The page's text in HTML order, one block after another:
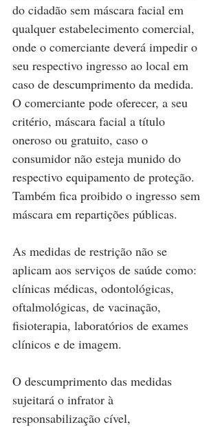
do cidadão sem máscara facial em
qualquer estabelecimento comercial,
onde o comerciante deverá impedir o
seu respectivo ingresso ao local em
caso de descumprimento da medida.
O comerciante pode oferecer, a seu
critério, máscara facial a título
oneroso ou gratuito, caso o
consumidor não esteja munido do
respectivo equipamento de proteção.
Também fica proibido o ingresso sem
máscara em repartições públicas.
As medidas de restrição não se
aplicam aos serviços de saúde como:
clínicas médicas, odontológicas,
oftalmológicas, de vacinação,
fisioterapia, laboratórios de exames
clínicos e de imagem.
O descumprimento das medidas
sujeitará o infrator à
responsabilização cível,